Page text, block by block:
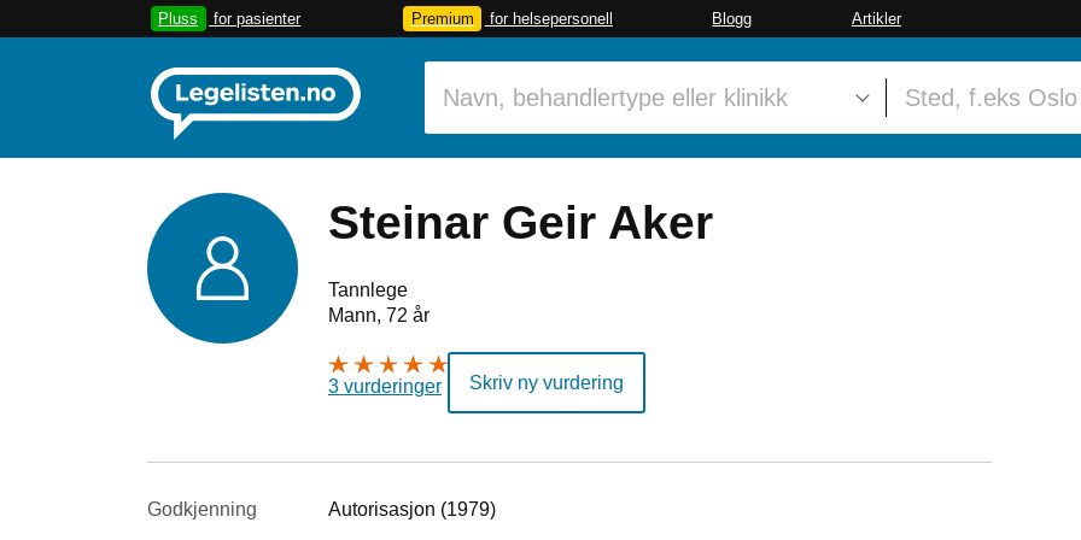
Pluss for pasienter Premium for helsepersonell Blogg Artikler
Steinar Geir Aker
Tannlege
Mann, 72 år
3 vurderinger Skriv ny vurdering
Godkjenning Autorisasjon (1979)